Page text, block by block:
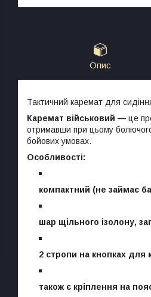
Опис
Тактичний каремат для
Каремат військовий — це
отримавши при цьому
бойових умовах.
Особливості:
компактний (не займає
шар щільного ізолону,
2 стропи на кнопках
також є кріплення на